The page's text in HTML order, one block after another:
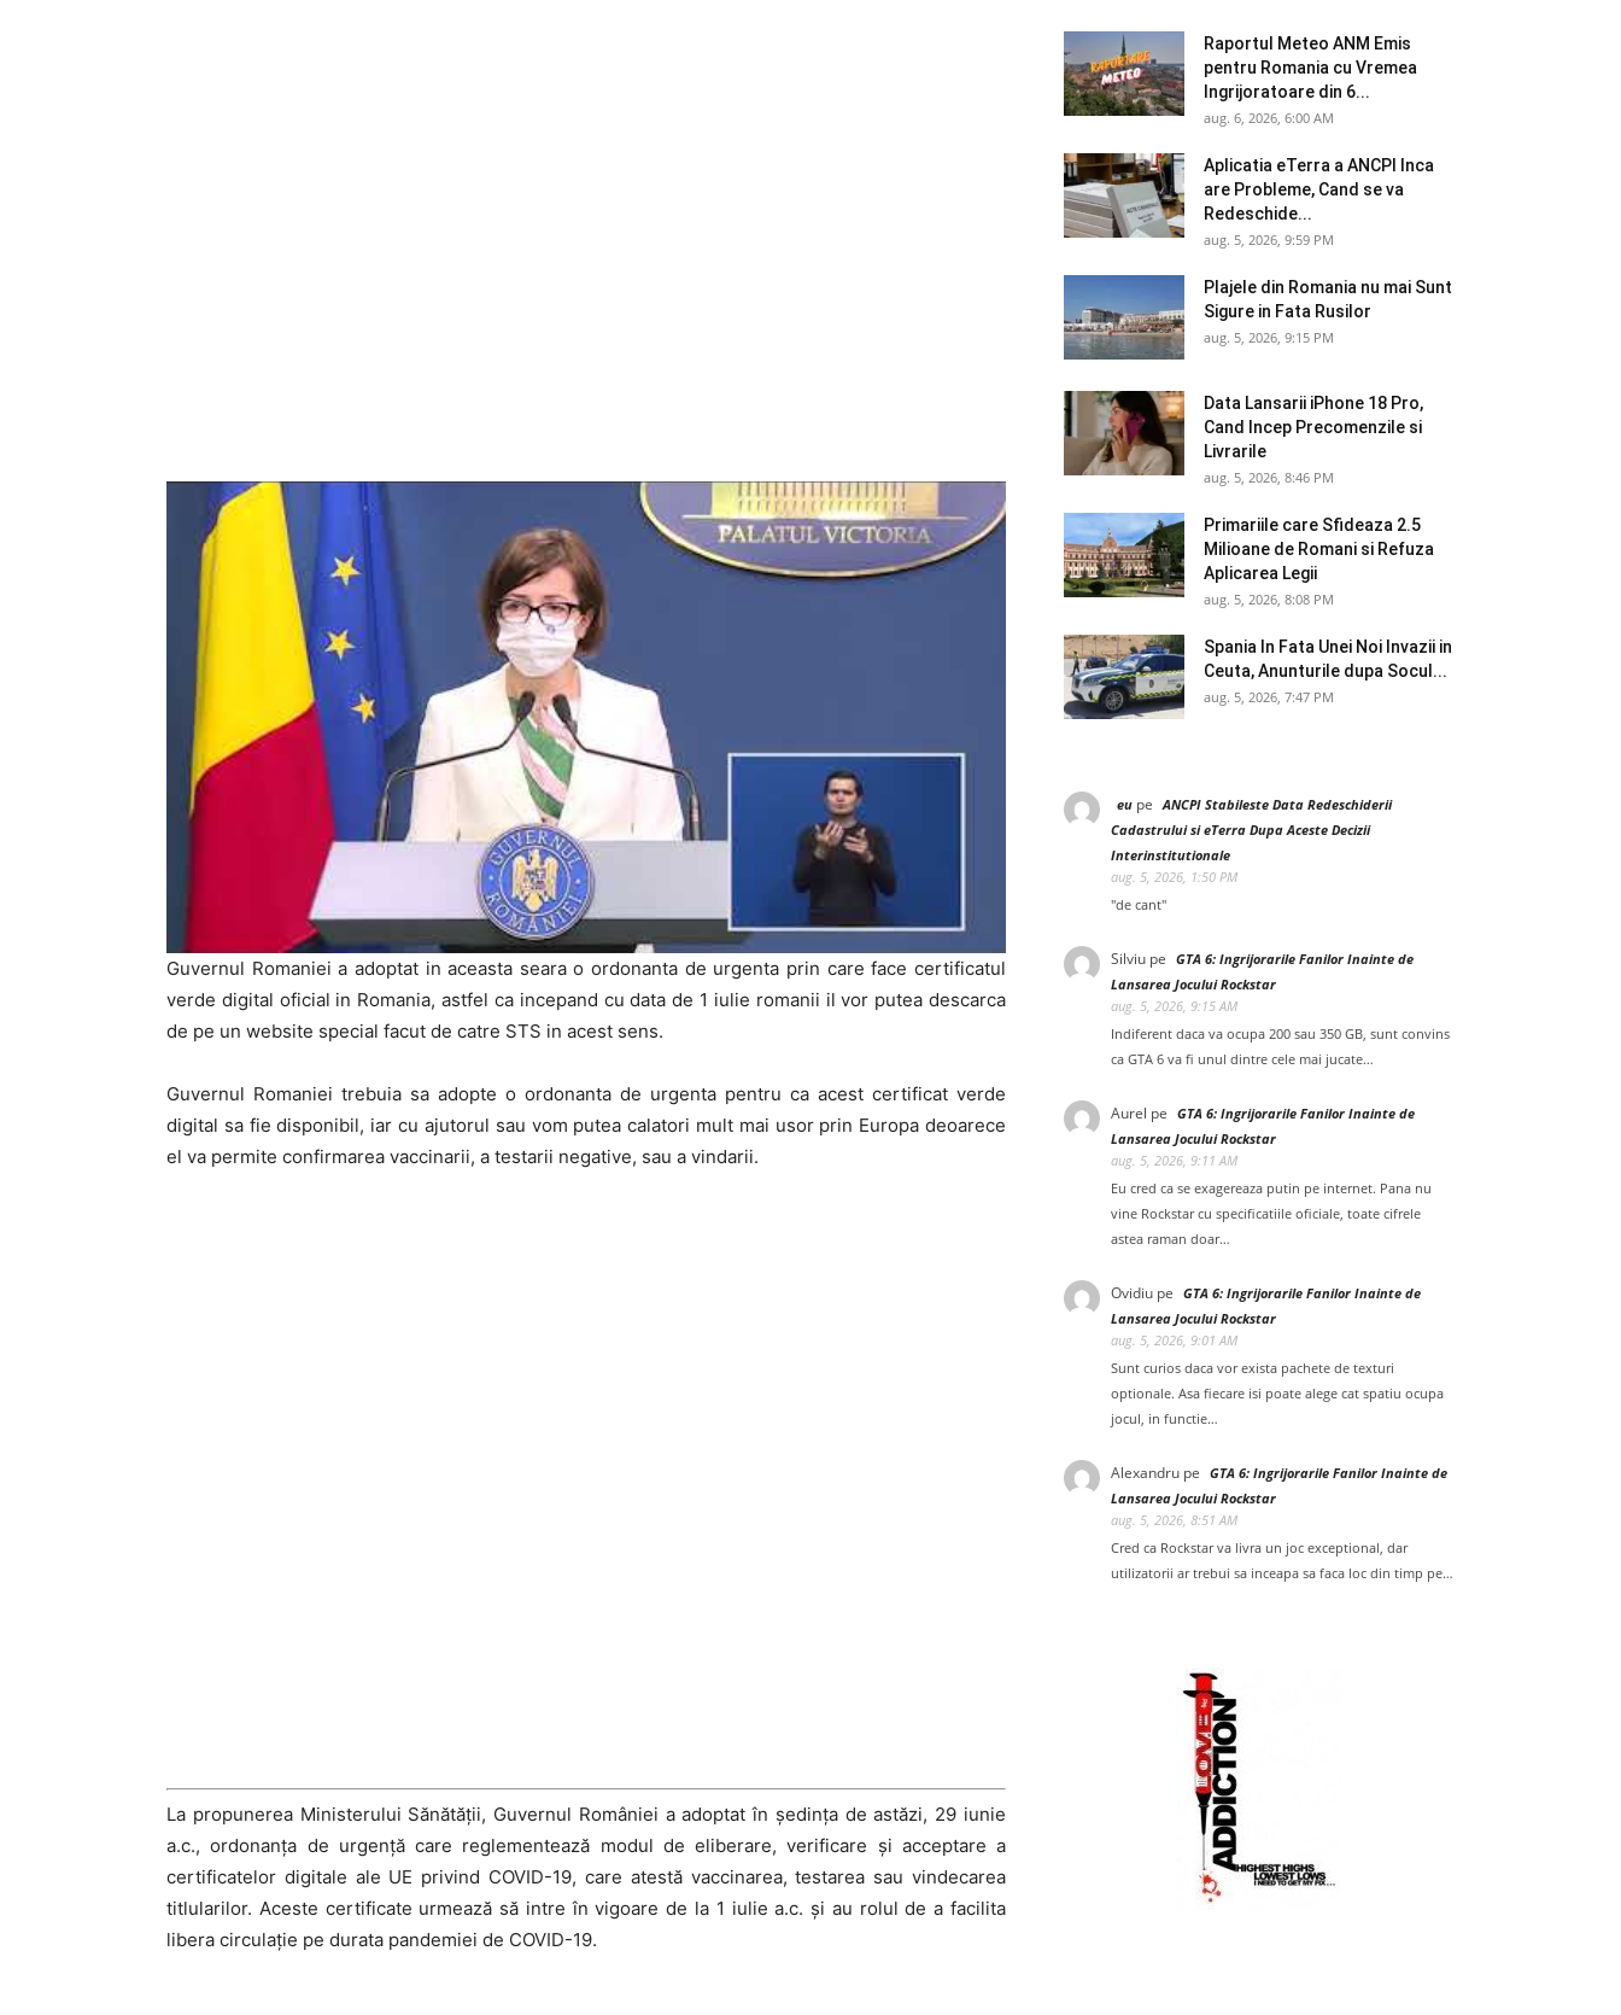
Guvernul Romaniei a adoptat in aceasta seara o ordonanta de urgenta prin care face certificatul
verde digital oficial in Romania, astfel ca incepand cu data de 1 iulie romanii il vor putea descarca
de pe un website special facut de catre STS in acest sens.
Guvernul Romaniei trebuia sa adopte o ordonanta de urgenta pentru ca acest certificat verde
digital sa fie disponibil, iar cu ajutorul sau vom putea calatori mult mai usor prin Europa deoarece
el va permite confirmarea vaccinarii, a testarii negative, sau a vindarii.
La propunerea Ministerului Sănătății, Guvernul României a adoptat în ședința de astăzi, 29 iunie
a.c., ordonanța de urgență care reglementează modul de eliberare, verificare și acceptare a
certificatelor digitale ale UE privind COVID-19, care atestă vaccinarea, testarea sau vindecarea
titlularilor. Aceste certificate urmează să intre în vigoare de la 1 iulie a.c. și au rolul de a facilita
libera circulație pe durata pandemiei de COVID-19.
Raportul Meteo ANM Emis
pentru Romania cu Vremea
Ingrijoratoare din 6...
aug. 6, 2026, 6:00 AM
Aplicatia eTerra a ANCPI Inca
are Probleme, Cand se va
Redeschide...
aug. 5, 2026, 9:59 PM
Plajele din Romania nu mai Sunt
Sigure in Fata Rusilor
aug. 5, 2026, 9:15 PM
Data Lansarii iPhone 18 Pro,
Cand Incep Precomenzile si
Livrarile
aug. 5, 2026, 8:46 PM
Primariile care Sfideaza 2.5
Milioane de Romani si Refuza
Aplicarea Legii
aug. 5, 2026, 8:08 PM
Spania In Fata Unei Noi Invazii in
Ceuta, Anunturile dupa Socul...
aug. 5, 2026, 7:47 PM
eu pe ANCPI Stabileste Data Redeschiderii
Cadastrului si eTerra Dupa Aceste Decizii
Interinstitutionale
aug. 5, 2026, 1:50 PM
"de cant"
Silviu pe GTA 6: Ingrijorarile Fanilor Inainte de
Lansarea Jocului Rockstar
aug. 5, 2026, 9:15 AM
Indiferent daca va ocupa 200 sau 350 GB, sunt convins
ca GTA 6 va fi unul dintre cele mai jucate…
Aurel pe GTA 6: Ingrijorarile Fanilor Inainte de
Lansarea Jocului Rockstar
aug. 5, 2026, 9:11 AM
Eu cred ca se exagereaza putin pe internet. Pana nu
vine Rockstar cu specificatiile oficiale, toate cifrele
astea raman doar…
Ovidiu pe GTA 6: Ingrijorarile Fanilor Inainte de
Lansarea Jocului Rockstar
aug. 5, 2026, 9:01 AM
Sunt curios daca vor exista pachete de texturi
optionale. Asa fiecare isi poate alege cat spatiu ocupa
jocul, in functie…
Alexandru pe GTA 6: Ingrijorarile Fanilor Inainte de
Lansarea Jocului Rockstar
aug. 5, 2026, 8:51 AM
Cred ca Rockstar va livra un joc exceptional, dar
utilizatorii ar trebui sa inceapa sa faca loc din timp pe…